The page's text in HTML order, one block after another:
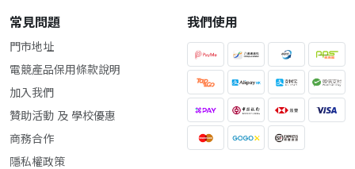
常見問題
門市地址
電競產品保用條款說明
加入我們
贊助活動 及 學校優惠
商務合作
隱私權政策
我們使用